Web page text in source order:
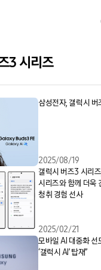
3 시리즈
삼성전자, 갤럭시 버
2025/08/19
갤럭시 버즈3 시리
시리즈와 함께 더욱
청취 경험 선사
2025/02/21
모바일 AI 대중화 선
‘갤럭시 AI’ 탑재”